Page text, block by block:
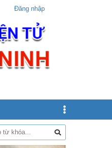
Đăng nhập